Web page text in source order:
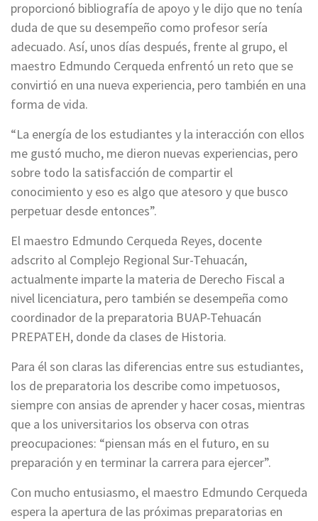
proporcionó bibliografía de apoyo y le dijo que no tenía
duda de que su desempeño como profesor sería
adecuado. Así, unos días después, frente al grupo, el
maestro Edmundo Cerqueda enfrentó un reto que se
convirtió en una nueva experiencia, pero también en una
forma de vida.
“La energía de los estudiantes y la interacción con ellos
me gustó mucho, me dieron nuevas experiencias, pero
sobre todo la satisfacción de compartir el
conocimiento y eso es algo que atesoro y que busco
perpetuar desde entonces”.
El maestro Edmundo Cerqueda Reyes, docente
adscrito al Complejo Regional Sur-Tehuacán,
actualmente imparte la materia de Derecho Fiscal a
nivel licenciatura, pero también se desempeña como
coordinador de la preparatoria BUAP-Tehuacán
PREPATEH, donde da clases de Historia.
Para él son claras las diferencias entre sus estudiantes,
los de preparatoria los describe como impetuosos,
siempre con ansias de aprender y hacer cosas, mientras
que a los universitarios los observa con otras
preocupaciones: “piensan más en el futuro, en su
preparación y en terminar la carrera para ejercer”.
Con mucho entusiasmo, el maestro Edmundo Cerqueda
espera la apertura de las próximas preparatorias en